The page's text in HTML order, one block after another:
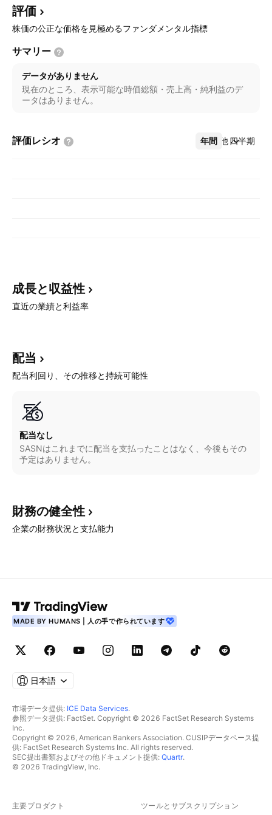
評価
株価の公正な価格を見極めるファンダメンタル指標
サマリー
データがありません
現在のところ、表示可能な時価総額・売上高・純利益のデ
ータはありません。
評価レシオ 年間 四半期
その他
成長と収益性
直近の業績と利益率
配当
配当利回り、その推移と持続可能性
配当なし
SASNはこれまでに配当を支払ったことはなく、今後もその
予定はありません。
財務の健全性
企業の財務状況と支払能力
MADE BY HUMANS | 人の手で作られています
日本語
市場データ提供: ICE Data Services.
参照データ提供: FactSet. Copyright © 2026 FactSet Research Systems
Inc.
Copyright © 2026, American Bankers Association. CUSIPデータベース提
供: FactSet Research Systems Inc. All rights reserved.
SEC提出書類およびその他ドキュメント提供: Quartr.
© 2026 TradingView, Inc.
主要プロダクト ツールとサブスクリプション